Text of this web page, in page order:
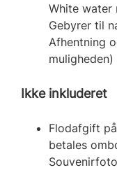
White water
Gebyrer til
Afhentning
muligheden)
Ikke inkluderet
Flodafgift
betales